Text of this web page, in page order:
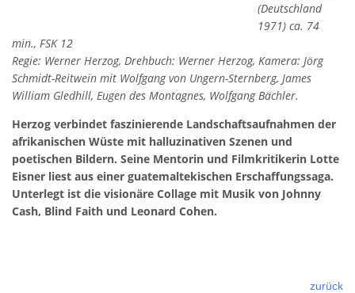
(Deutschland
1971) ca. 74
min., FSK 12
Regie: Werner Herzog, Drehbuch: Werner Herzog, Kamera: Jörg
Schmidt-Reitwein mit Wolfgang von Ungern-Sternberg, James
William Gledhill, Eugen des Montagnes, Wolfgang Bächler.
Herzog verbindet faszinierende Landschaftsaufnahmen der
afrikanischen Wüste mit halluzinativen Szenen und
poetischen Bildern. Seine Mentorin und Filmkritikerin Lotte
Eisner liest aus einer guatemaltekischen Erschaffungssaga.
Unterlegt ist die visionäre Collage mit Musik von Johnny
Cash, Blind Faith und Leonard Cohen.
zurück